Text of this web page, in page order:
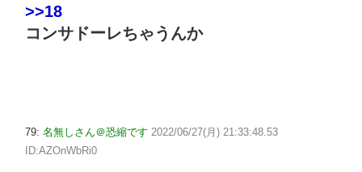
>>18
コンサドーレちゃうんか
79: 名無しさん＠恐縮です 2022/06/27(月) 21:33:48.53
ID:AZOnWbRi0